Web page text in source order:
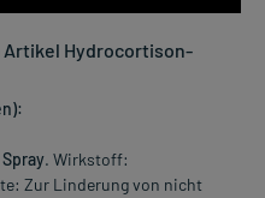
Artikel Hydrocortison-
. Wirkstoff:
Zur Linderung von nicht